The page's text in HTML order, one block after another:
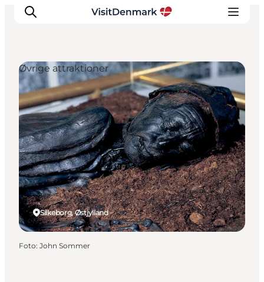
Inspiration
Destinationer
Oplevelser
Overnatning
Planlæg ferien
Silkeborg, Østjylland
Øvrige attraktioner
Foto: John Sommer